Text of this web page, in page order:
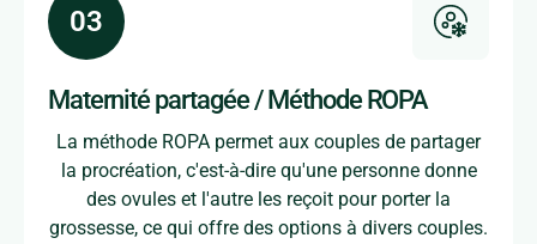
Maternité partagée / Méthode ROPA
La méthode ROPA permet aux couples de partager
la procréation, c'est-à-dire qu'une personne donne
des ovules et l'autre les reçoit pour porter la
grossesse, ce qui offre des options à divers couples.